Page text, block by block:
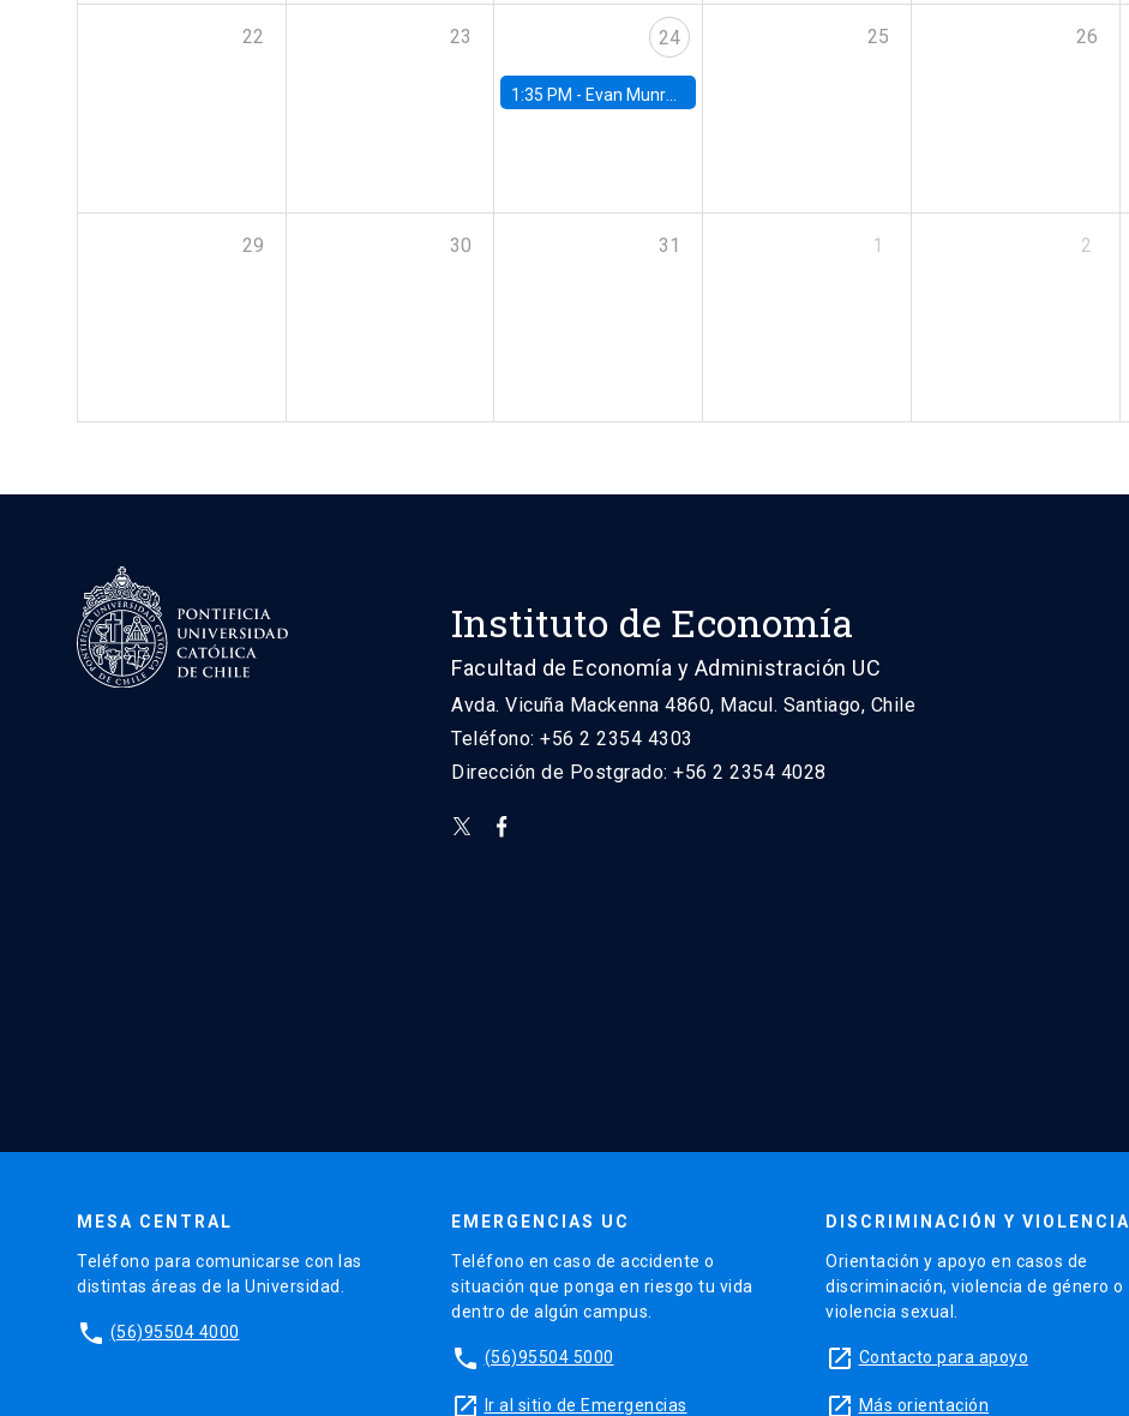
22 23 24
1:35 PM - Evan Munro, Neyman Visiting Assistant Professor in the Department of Statistics at UC Berkeley
25 26
29 30 31 1 2
Instituto de Economía
Facultad de Economía y Administración UC
Avda. Vicuña Mackenna 4860, Macul. Santiago, Chile
Teléfono: +56 2 2354 4303
Dirección de Postgrado: +56 2 2354 4028
MESA CENTRAL
Teléfono para comunicarse con las
distintas áreas de la Universidad.
phone (56)95504 4000
EMERGENCIAS UC
Teléfono en caso de accidente o
situación que ponga en riesgo tu vida
dentro de algún campus.
phone (56)95504 5000
launch Ir al sitio de Emergencias
DISCRIMINACIÓN Y VIOLENCIA
Orientación y apoyo en casos de
discriminación, violencia de género o
violencia sexual.
launch Contacto para apoyo
launch Más orientación